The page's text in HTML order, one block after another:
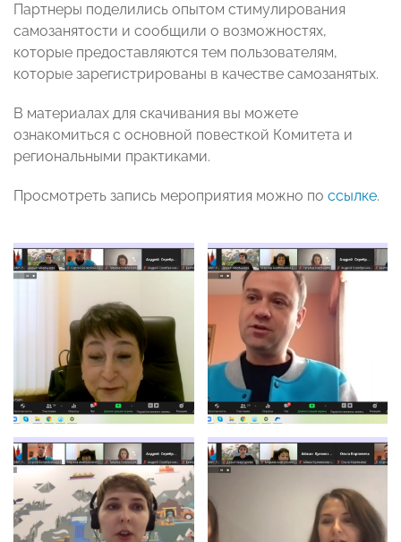
Партнеры поделились опытом стимулирования
самозанятости и сообщили о возможностях,
которые предоставляются тем пользователям,
которые зарегистрированы в качестве самозанятых.
В материалах для скачивания вы можете
ознакомиться с основной повесткой Комитета и
региональными практиками.
Просмотреть запись мероприятия можно по ссылке.